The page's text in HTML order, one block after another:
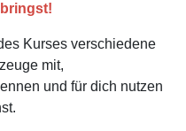
Kurses verschiedene
mit,
und für dich nutzen